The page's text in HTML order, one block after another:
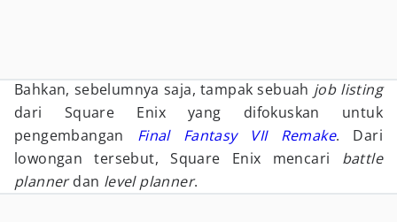
Bahkan, sebelumnya saja, tampak sebuah job listing
dari Square Enix yang difokuskan untuk
pengembangan Final Fantasy VII Remake. Dari
lowongan tersebut, Square Enix mencari battle
plannerdan level planner.